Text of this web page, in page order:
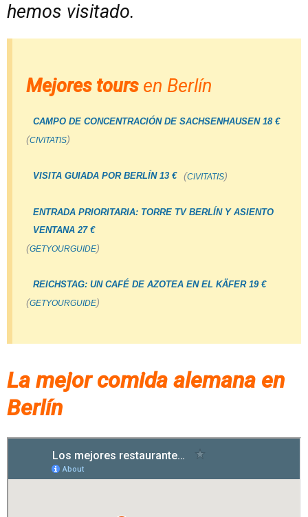
hemos visitado.
Mejores toursen Berlín
CAMPO DE CONCENTRACIÓN DE SACHSENHAUSEN 18 €
(CIVITATIS)
VISITA GUIADA POR BERLÍN 13 € (CIVITATIS)
ENTRADA PRIORITARIA: TORRE TV BERLÍN Y ASIENTO
VENTANA 27 €
(GETYOURGUIDE)
REICHSTAG: UN CAFÉ DE AZOTEA EN EL KÄFER 19 €
(GETYOURGUIDE)
La mejor comida alemana en
Berlín